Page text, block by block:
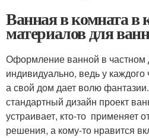
Ванная в комната в
материалов для
Оформление ванной в частном
индивидуально, ведь у
а свой дом дает волю
стандартный дизайн проект
устраивает, кто-то применяет
решения, а кому-то нравится